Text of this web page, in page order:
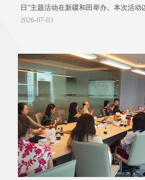
日”主题活动在新疆和田举办。本次活动
化传承+生态保护+可持续发展”为主线，
2026-07-03